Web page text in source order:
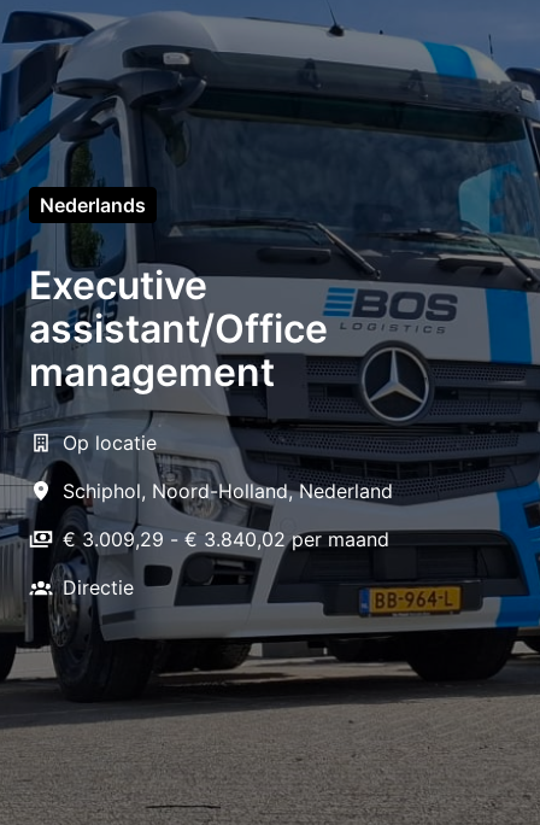
Nederlands
Executive
assistant/Office
management
Op locatie
Schiphol, Noord-Holland, Nederland
€ 3.009,29 - € 3.840,02 per maand
Directie